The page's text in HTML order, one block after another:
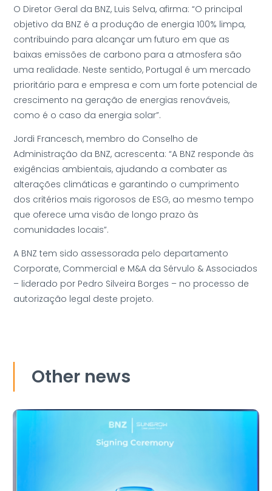
O Diretor Geral da BNZ, Luis Selva, afirma: “O principal
objetivo da BNZ é a produção de energia 100% limpa,
contribuindo para alcançar um futuro em que as
baixas emissões de carbono para a atmosfera são
uma realidade. Neste sentido, Portugal é um mercado
prioritário para e empresa e com um forte potencial de
crescimento na geração de energias renováveis,
como é o caso da energia solar”.
Jordi Francesch, membro do Conselho de
Administração da BNZ, acrescenta: “A BNZ responde às
exigências ambientais, ajudando a combater as
alterações climáticas e garantindo o cumprimento
dos critérios mais rigorosos de ESG, ao mesmo tempo
que oferece uma visão de longo prazo às
comunidades locais”.
A BNZ tem sido assessorada pelo departamento
Corporate, Commercial e M&A da Sérvulo & Associados
– liderado por Pedro Silveira Borges – no processo de
autorização legal deste projeto.
Other news